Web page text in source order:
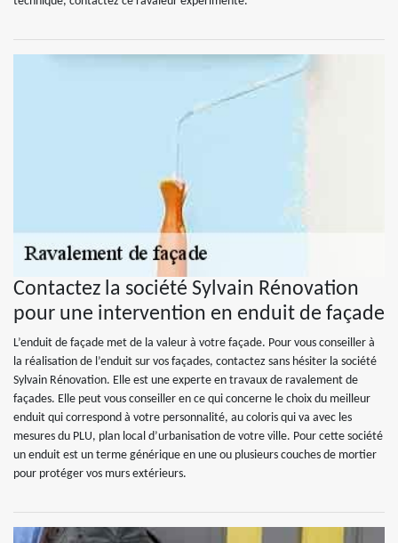
Contactez la société Sylvain Rénovation
pour une intervention en enduit de façade
L’enduit de façade met de la valeur à votre façade. Pour vous conseiller à
la réalisation de l’enduit sur vos façades, contactez sans hésiter la société
Sylvain Rénovation. Elle est une experte en travaux de ravalement de
façades. Elle peut vous conseiller en ce qui concerne le choix du meilleur
enduit qui correspond à votre personnalité, au coloris qui va avec les
mesures du PLU, plan local d’urbanisation de votre ville. Pour cette société
un enduit est un terme générique en une ou plusieurs couches de mortier
pour protéger vos murs extérieurs.